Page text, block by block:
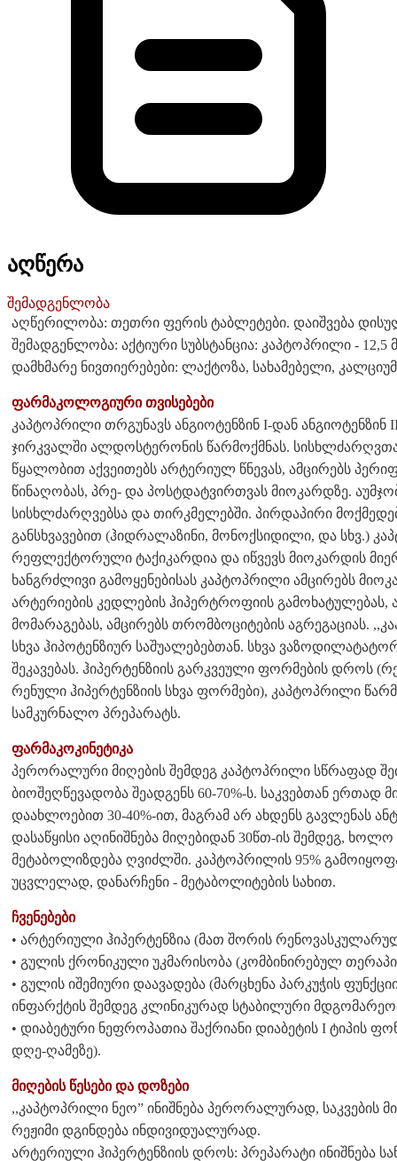
აღწერა
შემადგენლობა
აღწერილობა: თეთრი ფერის ტაბლეტები. დაიშვება
შემადგენლობა: აქტიური სუბსტანცია: კაპტოპრილი - 12,5
დამხმარე ნივთიერებები: ლაქტოზა, სახამებელი,
ფარმაკოლოგიური თვისებები
კაპტოპრილი თრგუნავს ანგიოტენზინ I-დან ანგიოტენზინ
ჯირკვალში ალდოსტერონის წარმოქმნას.
წყალობით აქვეითებს არტერიულ წნევას, ამცირებს
წინაღობას, პრე- და პოსტდატვირთვას მიოკარდზე.
სისხლძარღვებსა და თირკმელებში. პირდაპირი
განსხვავებით (ჰიდრალაზინი, მონოქსიდილი, და სხვ.)
რეფლექტორული ტაქიკარდია და იწვევს მიოკარდის
ხანგრძლივი გამოყენებისას კაპტოპრილი ამცირებს
არტერიების კედლების ჰიპერტროფიის გამოხატულებას,
მომარაგებას, ამცირებს თრომბოციტების აგრეგაციას.
სხვა ჰიპოტენზიურ საშუალებებთან. სხვა
შეკავებას. ჰიპერტენზიის გარკვეული ფორმების დროს
რენული ჰიპერტენზიის სხვა ფორმები), კაპტოპრილი
სამკურნალო პრეპარატს.
ფარმაკოკინეტიკა
პერორალური მიღების შემდეგ კაპტოპრილი სწრაფად
ბიოშეღწევადობა შეადგენს 60-70%-ს. საკვებთან ერთად
დაახლოებით 30-40%-ით, მაგრამ არ ახდენს გავლენას
დასაწყისი აღინიშნება მიღებიდან 30წთ-ის შემდეგ,
მეტაბოლიზდება ღვიძლში. კაპტოპრილის 95%
უცვლელად, დანარჩენი - მეტაბოლიტების სახით.
ჩვენებები
• არტერიული ჰიპერტენზია (მათ შორის
• გულის ქრონიკული უკმარისობა (კომბინირებულ
• გულის იშემიური დაავადება (მარცხენა პარკუჭის
ინფარქტის შემდეგ კლინიკურად სტაბილური
• დიაბეტური ნეფროპათია შაქრიანი დიაბეტის I ტიპის
დღე-ღამეზე).
მიღების წესები და დოზები
,,კაპტოპრილი ნეო” ინიშნება პერორალურად, საკვების
რეჟიმი დგინდება ინდივიდუალურად.
არტერიული ჰიპერტენზიის დროს: პრეპარატი ინიშნება